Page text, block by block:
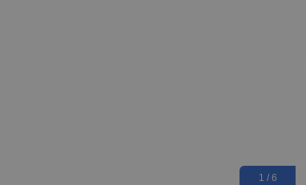
1 / 6